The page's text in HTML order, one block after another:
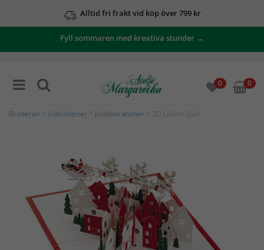
Alltid fri frakt vid köp över 799 kr
Fyll sommaren med kreativa stunder →
0 0
Broderier Julbroderier Juldekorationer > 3D Julkort Stad